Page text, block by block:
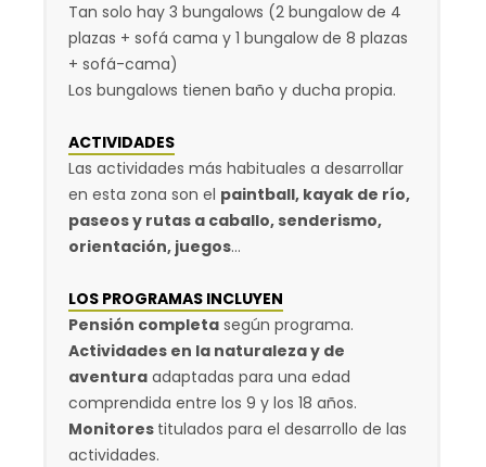
Tan solo hay 3 bungalows (2 bungalow de 4
plazas + sofá cama y 1 bungalow de 8 plazas
+ sofá-cama)
Los bungalows tienen baño y ducha propia.
ACTIVIDADES
Las actividades más habituales a desarrollar
en esta zona son el paintball, kayak de río,
paseos y rutas a caballo, senderismo,
orientación, juegos…
LOS PROGRAMAS INCLUYEN
Pensión completa según programa.
Actividades en la naturaleza y de
aventura adaptadas para una edad
comprendida entre los 9 y los 18 años.
Monitores titulados para el desarrollo de las
actividades.